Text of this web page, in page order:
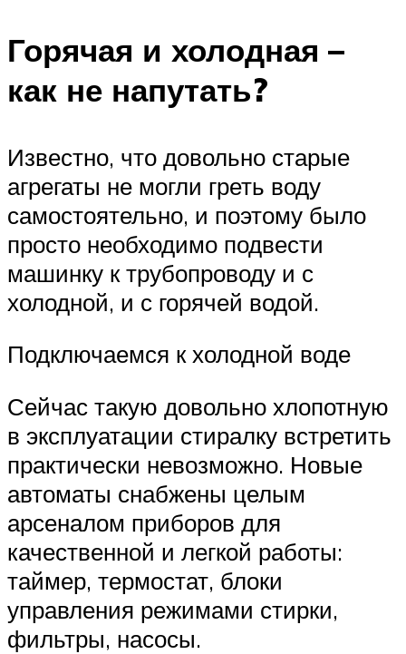
Горячая и холодная –
как не напутать?
Известно, что довольно старые
агрегаты не могли греть воду
самостоятельно, и поэтому было
просто необходимо подвести
машинку к трубопроводу и с
холодной, и с горячей водой.
Подключаемся к холодной воде
Сейчас такую довольно хлопотную
в эксплуатации стиралку встретить
практически невозможно. Новые
автоматы снабжены целым
арсеналом приборов для
качественной и легкой работы:
таймер, термостат, блоки
управления режимами стирки,
фильтры, насосы.